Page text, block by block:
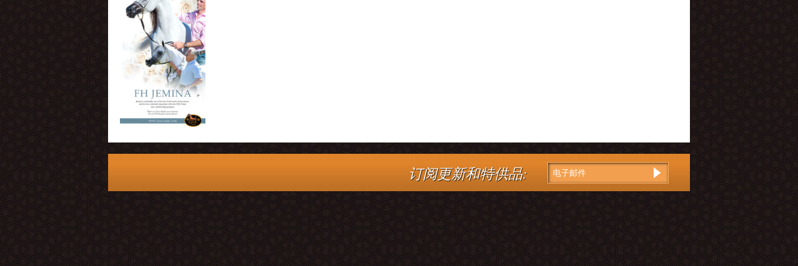
订阅更新和特供品:
电
子
邮
件